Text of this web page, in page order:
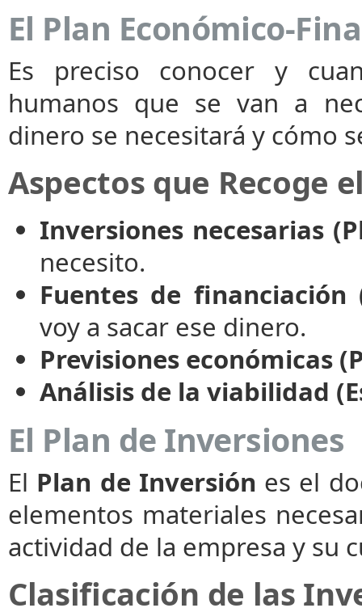
El Plan Económico-
Es preciso conocer y
humanos que se van a
dinero se necesitará y cómo
Aspectos que Recoge
Inversiones necesarias
necesito.
Fuentes de financiación
voy a sacar ese dinero.
Previsiones económicas
Análisis de la viabilidad
El Plan de Inversiones
El Plan de Inversión es el
elementos materiales
actividad de la empresa y su
Clasificación de las